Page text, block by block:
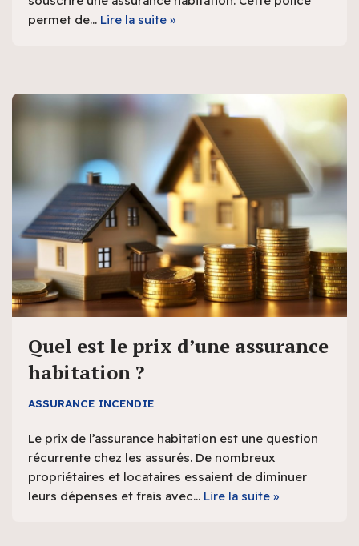
permet de… Lire la suite »
Quel est le prix d’une assurance
habitation ?
ASSURANCE INCENDIE
Le prix de l’assurance habitation est une question
récurrente chez les assurés. De nombreux
propriétaires et locataires essaient de diminuer
leurs dépenses et frais avec… Lire la suite »